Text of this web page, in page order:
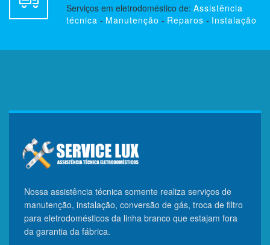
Serviços em eletrodoméstico de: Assistência
técnica - Manutenção - Reparos - Instalação
Nossa assistência técnica somente realiza serviços de
manutenção, instalação, conversão de gás, troca de filtro
para eletrodomésticos da linha branco que estajam fora
da garantia da fábrica.